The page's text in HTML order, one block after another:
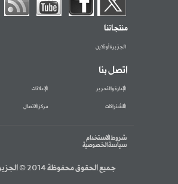
منتجاتنا
الجزيرة أونلاين
اتصل بنا
الإدارة والتحرير الإعلانات
الاشتراكات مركز الاتصال
شروط الاستخدام
سياسة الخصوصية
جميع الحقوق محفوظة 2014 © الجزيرة